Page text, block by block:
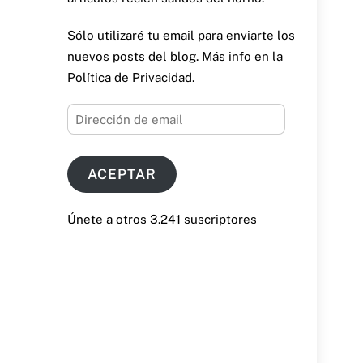
Sólo utilizaré tu email para enviarte los
nuevos posts del blog. Más info en la
Política de Privacidad.
Dirección
de
email
ACEPTAR
Únete a otros 3.241 suscriptores